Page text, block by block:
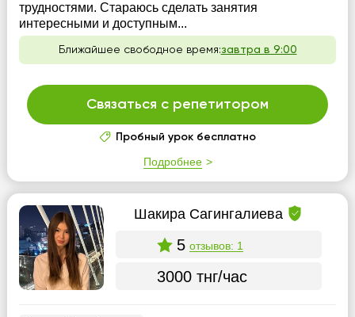
трудностями. Стараюсь сделать занятия
интересными и доступным...
Ближайшее свободное время:завтра в 9:00
Связаться с репетитором
Пробный урок бесплатно
Подробнее
Шакира Сагингалиева
5 отзывов: 1
3000 тнг/час